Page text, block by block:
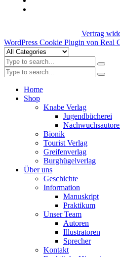
Vertrag
WordPress Cookie Plugin von Real
Home
Shop
Knabe Verlag
Jugendbücherei
Bionik
Tourist Verlag
Greifenverlag
Burghügelverlag
Über uns
Geschichte
Information
Manuskript
Praktikum
Unser Team
Autoren
Illustratoren
Sprecher
Kontakt